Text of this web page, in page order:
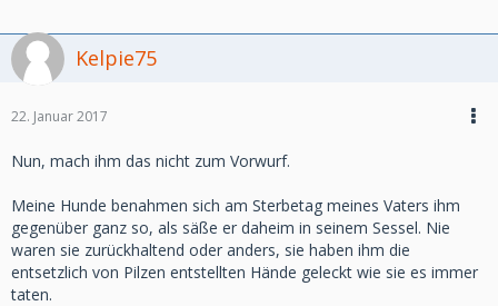
Kelpie75
22. Januar 2017
Nun, mach ihm das nicht zum Vorwurf.
Meine Hunde benahmen sich am Sterbetag meines Vaters ihm
gegenüber ganz so, als säße er daheim in seinem Sessel. Nie
waren sie zurückhaltend oder anders, sie haben ihm die
entsetzlich von Pilzen entstellten Hände geleckt wie sie es immer
taten.